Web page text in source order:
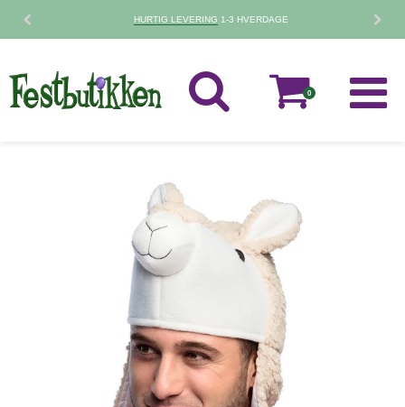
HURTIG LEVERING1-3 HVERDAGE
0